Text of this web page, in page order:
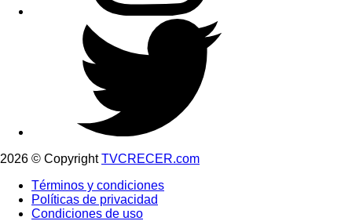
2026 © CopyrightTVCRECER.com
Términos y condiciones
Políticas de privacidad
Condiciones de uso